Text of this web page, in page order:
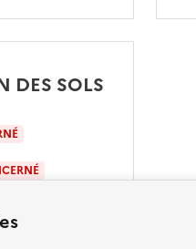
DES SOLS